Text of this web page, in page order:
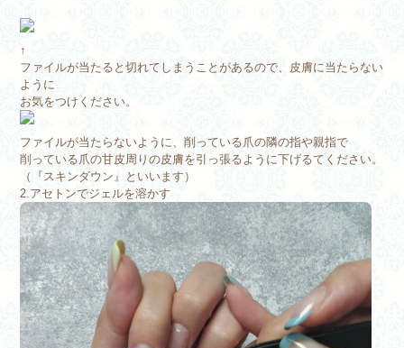
↑
ファイルが当たると切れてしまうことがあるので、皮膚に当たらない
ように
お気をつけください。
ファイルが当たらないように、削っている爪の隣の指や親指で
削っている爪の甘皮周りの皮膚を引っ張るように下げるてください。
（『スキンダウン』といいます）
2.アセトンでジェルを溶かす